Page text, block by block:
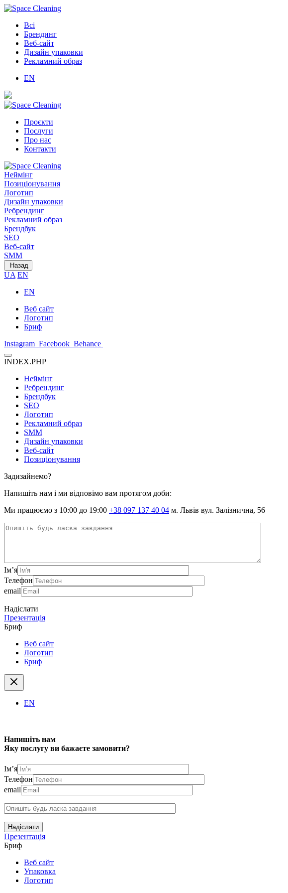
Всі
Брендинг
Веб-сайт
Дизайн упаковки
Рекламний образ
EN
Проєкти
Послуги
Про нас
Контакти
Неймінг
Позиціонування
Логотип
Дизайн упаковки
Ребрендинг
Рекламний образ
Брендбук
SEO
Веб-сайт
SMM
Назад
UA EN
EN
Веб сайт
Логотип
Бриф
Instagram Facebook Behance
INDEX.PHP
Неймінг
Ребрендинг
Брендбук
SEO
Логотип
Рекламний образ
SMM
Дизайн упаковки
Веб-сайт
Позиціонування
Задизайнемо?
Напишіть нам і ми відповімо вам протягом доби:
Ми працюємо з 10:00 до 19:00 +38 097 137 40 04 м. Львів вул. Залізнична, 56
Ім’я
Телефон
email
Надіслати
Презентація
Бриф
Веб сайт
Логотип
Бриф
EN
Напишіть нам
Яку послугу ви бажаєте замовити?
Ім’я
Телефон
email
Надіслати
Презентація
Бриф
Веб сайт
Упаковка
Логотип